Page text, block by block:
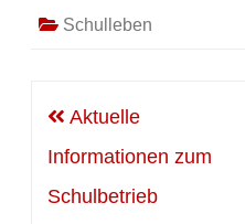
Schulleben
Beitragsnavigation
Aktuelle
Informationen zum
Schulbetrieb